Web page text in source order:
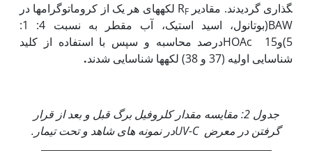
گذاری گردیدند. مقادیر R F
لکه­های هر یک از کروماتوگرام­ها در
BAW(بوتانول، اسید استیک، آب مقطر به نسبت 4: 1:
5)وHOAc 15درصد محاسبه و سپس با استفاده از کلید
شناسایی اولیه (37 و 38) لکه­ها شناسایی شدند
.
جدول 2: مقایسه مقدار کلروفیل برگ قبل و بعد از قرار
گرفتن در معرض UV-C
در نمونه های شاهد و تحت تیمار.